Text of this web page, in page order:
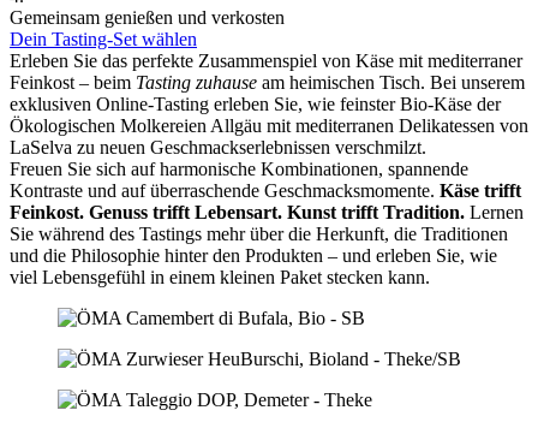
Gemeinsam genießen und verkosten
Dein Tasting-Set wählen
Erleben Sie das perfekte Zusammenspiel von Käse mit mediterraner
Feinkost – beim Tasting zuhause am heimischen Tisch. Bei unserem
exklusiven Online-Tasting erleben Sie, wie feinster Bio-Käse der
Ökologischen Molkereien Allgäu mit mediterranen Delikatessen von
LaSelva zu neuen Geschmackserlebnissen verschmilzt.
Freuen Sie sich auf harmonische Kombinationen, spannende
Kontraste und auf überraschende Geschmacksmomente. Käse trifft
Feinkost. Genuss trifft Lebensart. Kunst trifft Tradition. Lernen
Sie während des Tastings mehr über die Herkunft, die Traditionen
und die Philosophie hinter den Produkten – und erleben Sie, wie
viel Lebensgefühl in einem kleinen Paket stecken kann.